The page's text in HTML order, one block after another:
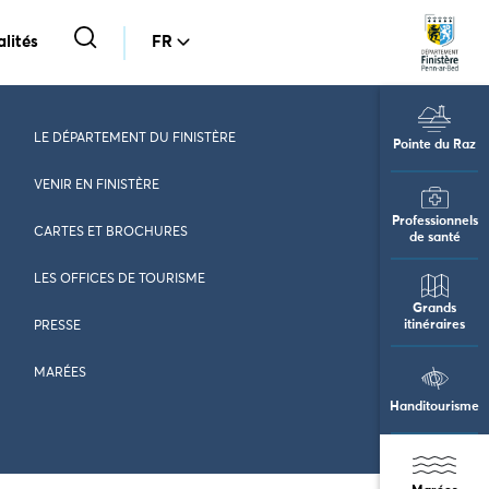
FR
Pointe du Raz
Professionnels
de santé
Grands
itinéraires
Handitourisme
LE DÉPARTEMENT DU FINISTÈRE
VENIR EN FINISTÈRE
CARTES ET BROCHURES
LES OFFICES DE TOURISME
PRESSE
MARÉES